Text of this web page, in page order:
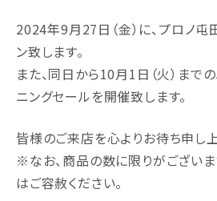
2024年9月27日（金）に、プロノ
ン致します。
また、同日から10月1日（火）まで
ニングセールを開催致します。
皆様のご来店を心よりお待ち申し
※なお、商品の数に限りがござい
はご容赦ください。